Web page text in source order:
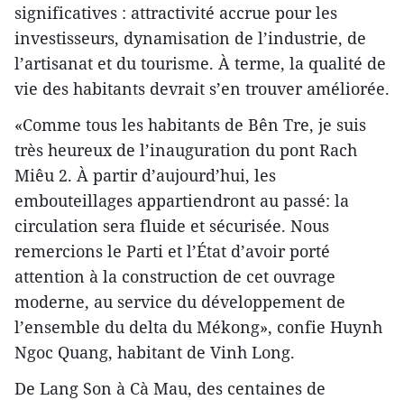
significatives : attractivité accrue pour les
investisseurs, dynamisation de l’industrie, de
l’artisanat et du tourisme. À terme, la qualité de
vie des habitants devrait s’en trouver améliorée.
«Comme tous les habitants de Bên Tre, je suis
très heureux de l’inauguration du pont Rach
Miêu 2. À partir d’aujourd’hui, les
embouteillages appartiendront au passé: la
circulation sera fluide et sécurisée. Nous
remercions le Parti et l’État d’avoir porté
attention à la construction de cet ouvrage
moderne, au service du développement de
l’ensemble du delta du Mékong», confie Huynh
Ngoc Quang, habitant de Vinh Long.
De Lang Son à Cà Mau, des centaines de